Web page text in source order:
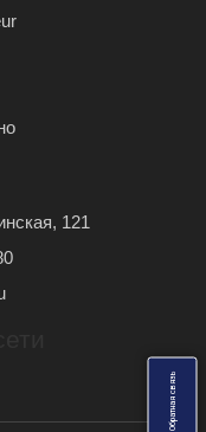
О
б
р
а
т
н
а
я
с
в
я
з
ь
121